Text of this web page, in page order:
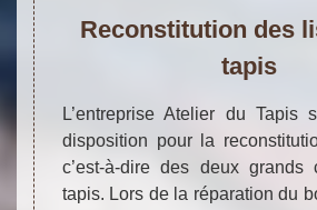
Reconstitution des
tapis
L’entreprise Atelier du Tapis
disposition pour la
c’est-à-dire des deux grands
tapis. Lors de la réparation du